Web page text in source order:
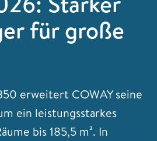
für große
erweitert COWAY seine
ein leistungsstarkes
bis 185,5 m². In